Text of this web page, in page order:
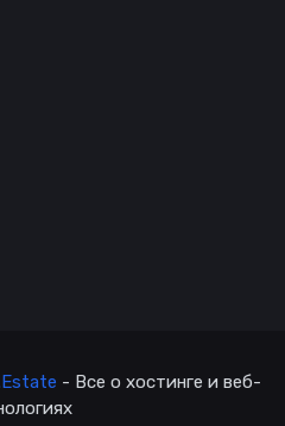
- Все о хостинге и веб-